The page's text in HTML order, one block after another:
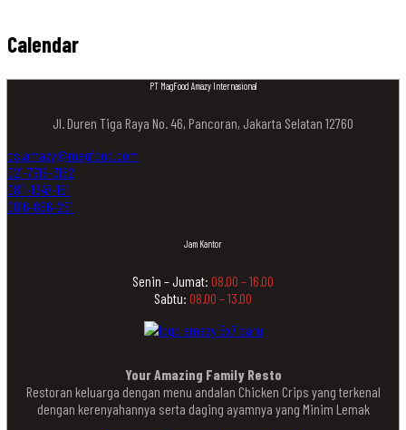
Calendar
PT MagFood Amazy Internasional
Jl. Duren Tiga Raya No. 46, Pancoran, Jakarta Selatan 12760
cs.amazy@magfood.com
021-7919-3162
0811-1347-161
0816-866-251
Jam Kantor
Senin – Jumat: 08.00 – 16.00
Sabtu: 08.00 – 13.00
Your Amazing Family Resto
Restoran keluarga dengan menu andalan Chicken Crips yang terkenal
dengan kerenyahannya serta daging ayamnya yang Minim Lemak